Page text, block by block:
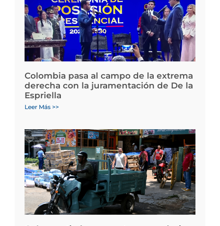
Colombia pasa al campo de la extrema
derecha con la juramentación de De la
Espriella
Leer Más >>